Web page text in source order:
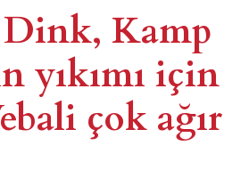
Kamp
yıkımı için
çok ağır